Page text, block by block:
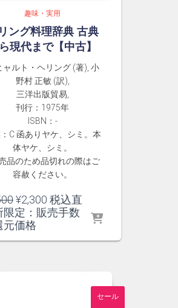
趣味・実用
ング料理辞典 古典
現代まで【中古】
ャルト・ヘリング (著), 小
野村 正敏 (訳),
三洋出版貿易,
刊行：1975年
ISBN：-
C 函ありヤケ、シミ。本
体ヤケ、シミ。
品のため品切れの際はご
容赦ください。
元
の
価
¥2,300 現
在
税込直
限定：販売手数
元価格
セール